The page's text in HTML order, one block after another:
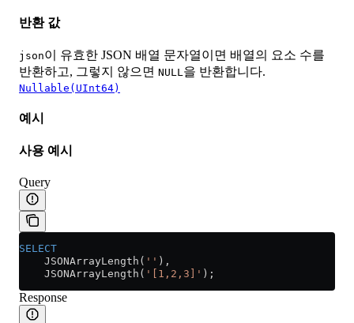
반환 값
json이 유효한 JSON 배열 문자열이면 배열의 요소 수를
반환하고, 그렇지 않으면 NULL을 반환합니다.
Nullable(UInt64)
예시
사용 예시
Query
SELECT
    JSONArrayLength(
'' ),
    JSONArrayLength(
'[1,2,3]' );
Response